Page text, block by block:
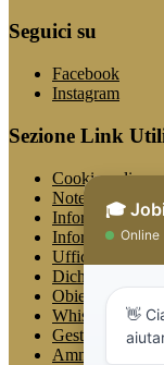
Seguici su
Facebook
Instagram
Sezione Link
Cookie policy
Note legali
Informativa
Informativa
Ufficio
Dichiarazione di
Obiettivi di
Whistleblowing
Gestione